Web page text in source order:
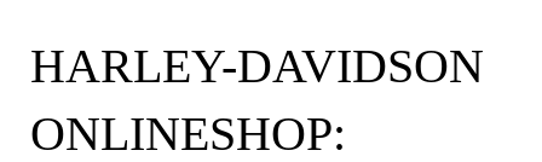
HARLEY-DAVIDSON
ONLINESHOP: